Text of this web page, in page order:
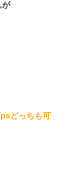
が
どっちも可